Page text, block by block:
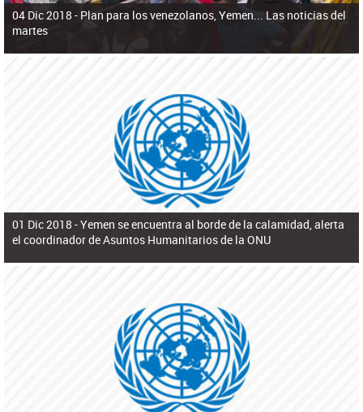
04 Dic 2018 - Plan para los venezolanos, Yemen... Las noticias del
martes
01 Dic 2018 -Yemen se encuentra al borde de la calamidad, alerta
el coordinador de Asuntos Humanitarios de la ONU